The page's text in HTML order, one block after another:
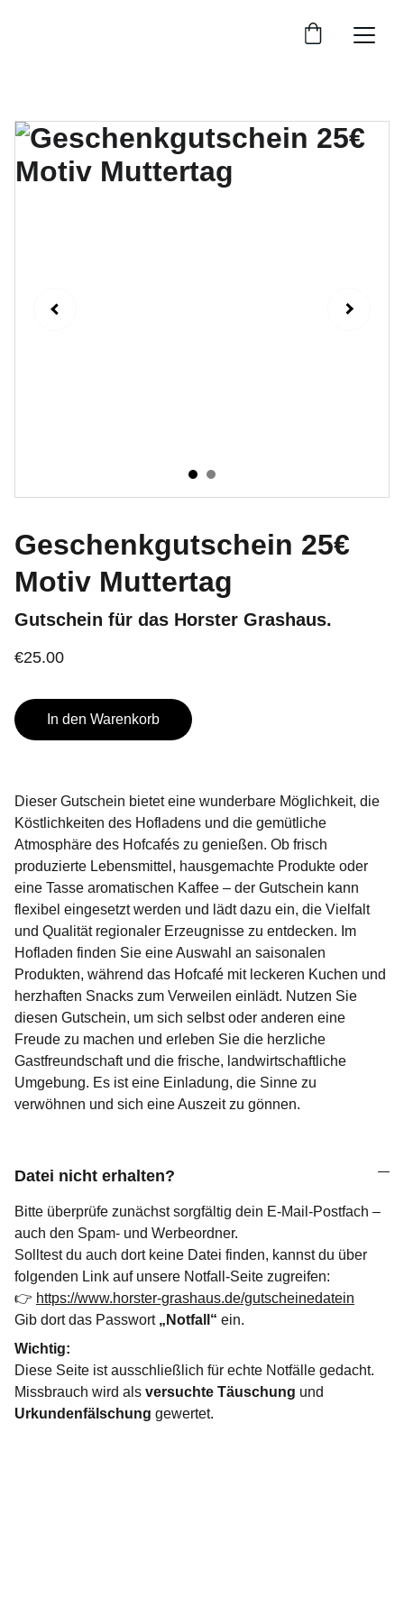
Geschenkgutschein 25€
Motiv Muttertag
Gutschein für das Horster Grashaus.
€25.00
In den Warenkorb
Dieser Gutschein bietet eine wunderbare Möglichkeit, die
Köstlichkeiten des Hofladens und die gemütliche
Atmosphäre des Hofcafés zu genießen. Ob frisch
produzierte Lebensmittel, hausgemachte Produkte oder
eine Tasse aromatischen Kaffee – der Gutschein kann
flexibel eingesetzt werden und lädt dazu ein, die Vielfalt
und Qualität regionaler Erzeugnisse zu entdecken. Im
Hofladen finden Sie eine Auswahl an saisonalen
Produkten, während das Hofcafé mit leckeren Kuchen und
herzhaften Snacks zum Verweilen einlädt. Nutzen Sie
diesen Gutschein, um sich selbst oder anderen eine
Freude zu machen und erleben Sie die herzliche
Gastfreundschaft und die frische, landwirtschaftliche
Umgebung. Es ist eine Einladung, die Sinne zu
verwöhnen und sich eine Auszeit zu gönnen.
Datei nicht erhalten?
Bitte überprüfe zunächst sorgfältig dein E-Mail-Postfach –
auch den Spam- und Werbeordner.
Solltest du auch dort keine Datei finden, kannst du über
folgenden Link auf unsere Notfall-Seite zugreifen:
👉 https://www.horster-grashaus.de/gutscheinedatein
Gib dort das Passwort „Notfall“ ein.
Wichtig:
Diese Seite ist ausschließlich für echte Notfälle gedacht.
Missbrauch wird als versuchte Täuschung und
Urkundenfälschung gewertet.